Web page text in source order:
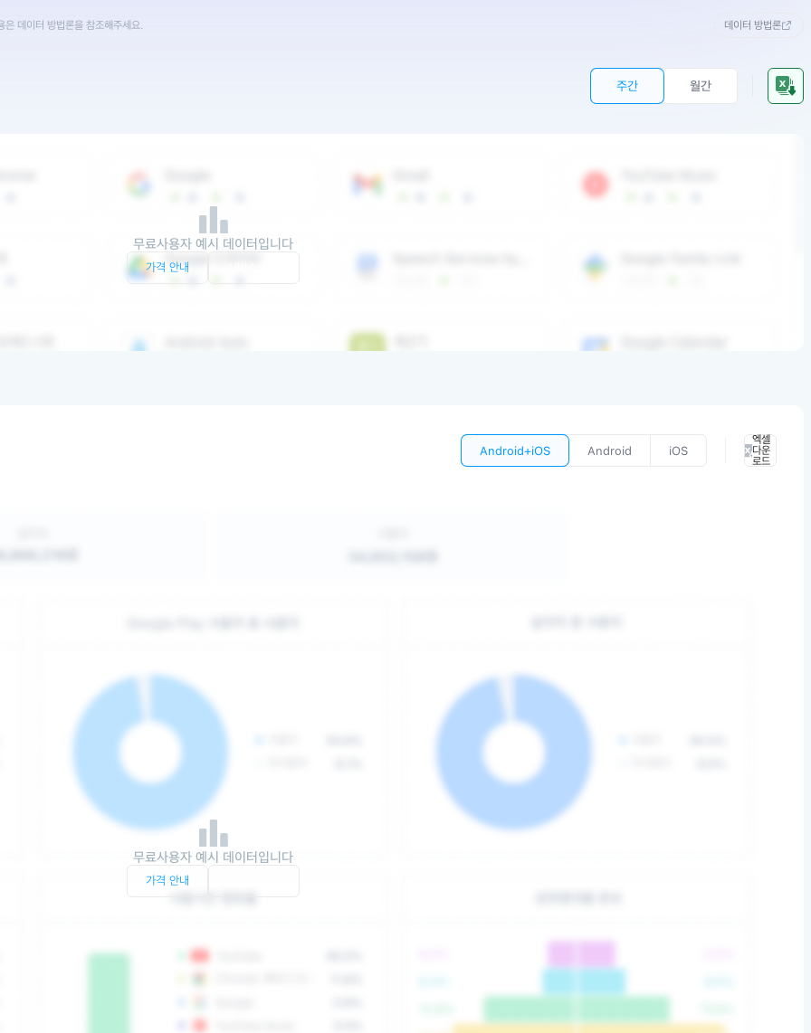
데이터 방법론을 참조해주세요. 데이터 방법론
주간 월간
무료사용자 예시 데이터입니다
가격 안내
Android+iOS Android iOS
엑셀
다운
로드
무료사용자 예시 데이터입니다
가격 안내